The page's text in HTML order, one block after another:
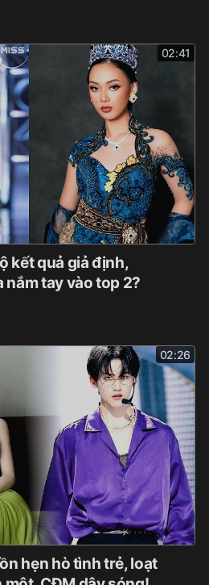
02:41
kết quả giả định,
nắm tay vào top 2?
02:26
hẹn hò tình trẻ, loạt